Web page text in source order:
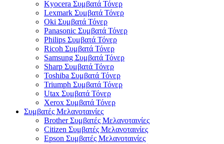
Kyocera Συμβατά Τόνερ
Lexmark Συμβατά Τόνερ
Oki Συμβατά Τόνερ
Panasonic Συμβατά Τόνερ
Philips Συμβατά Τόνερ
Ricoh Συμβατά Τόνερ
Samsung Συμβατά Τόνερ
Sharp Συμβατά Τόνερ
Toshiba Συμβατά Τόνερ
Triumph Συμβατά Τόνερ
Utax Συμβατά Τόνερ
Xerox Συμβατά Τόνερ
Συμβατές Μελανοταινίες
Brother Συμβατές Μελανοταινίες
Citizen Συμβατές Μελανοταινίες
Epson Συμβατές Μελανοταινίες